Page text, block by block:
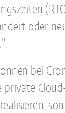
oder
bei
private Cloud-